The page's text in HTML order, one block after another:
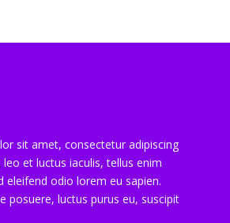
sit amet, consectetur adipiscing
leo et luctus iaculis, tellus enim
eleifend odio lorem eu sapien.
posuere, luctus purus eu, suscipit